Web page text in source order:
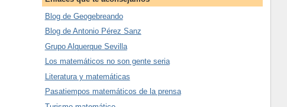
Blog de Geogebreando
Blog de Antonio Pérez Sanz
Grupo Alquerque Sevilla
Los matemáticos no son gente seria
Literatura y matemáticas
Pasatiempos matemáticos de la prensa